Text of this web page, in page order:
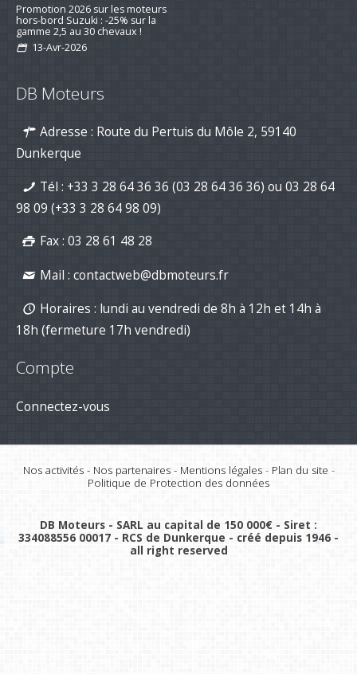
Promotion 2026 sur les moteurs
hors-bord Suzuki : -25% sur la
gamme 2,5 au 30 chevaux !
13-Avr-2026
moteurs de bateau
Nouvelle série "Stealth Line" chez
maintenant avec DB Moteurs !
DB Moteurs vous souhaite une
excellente année 2026, pleine de
projets motorisés !
DB Moteurs
Adresse : Route du Pertuis du Môle 2, 59140
Dunkerque
Tél : +33 3 28 64 36 36 (03 28 64 36 36) ou 03 28 64
98 09 (+33 3 28 64 98 09)
Fax : 03 28 61 48 28
Mail : contactweb@dbmoteurs.fr
Horaires : lundi au vendredi de 8h à 12h et 14h à
18h (fermeture 17h vendredi)
Compte
Connectez-vous
Nos activités- Nos partenaires- Mentions légales- Plan du site -
Politique de Protection des données
DB Moteurs - SARL au capital de 150 000€ - Siret :
334088556 00017 - RCS de Dunkerque - créé depuis 1946 -
all right reserved